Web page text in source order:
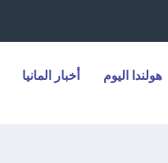
هولندا اليوم أخبار المانيا